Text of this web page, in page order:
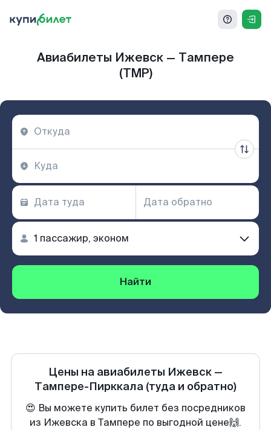
Авиабилеты Ижевск — Тампере
(TMP)
Найти
Цены на авиабилеты Ижевск —
Тампере-Пирккала (туда и обратно)
😍 Вы можете купить билет без посредников
из Ижевска в Тампере по выгодной цене🙌.